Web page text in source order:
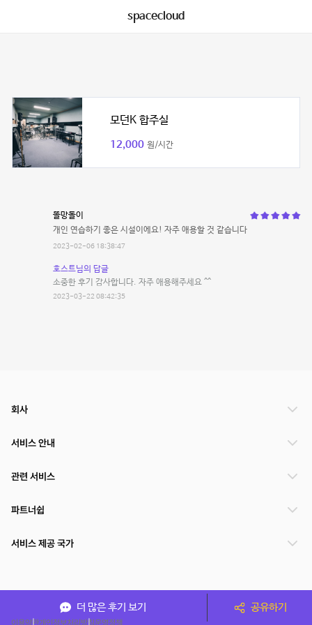
spacecloud
모던K 합주실
12,000 원/시간
똘망돌이
개인 연습하기 좋은 시설이에요! 자주 애용할 것 같습니다
2023-02-06 18:38:47
호스트님의 답글
소중한 후기 감사합니다. 자주 애용해주세요 ^^
2023-03-22 08:42:35
더 많은 후기 보기 공유하기
회사
서비스 안내
관련 서비스
파트너쉽
서비스 제공 국가
이용약관개인정보처리방침운영정책